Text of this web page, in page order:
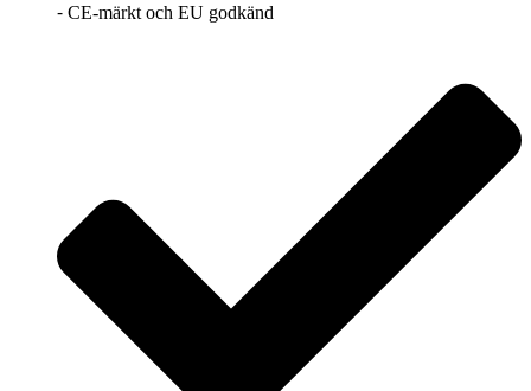
⁃ CE-märkt och EU godkänd